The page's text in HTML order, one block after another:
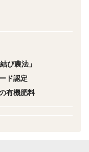
ます。
び農法」
ド認定
有機肥料